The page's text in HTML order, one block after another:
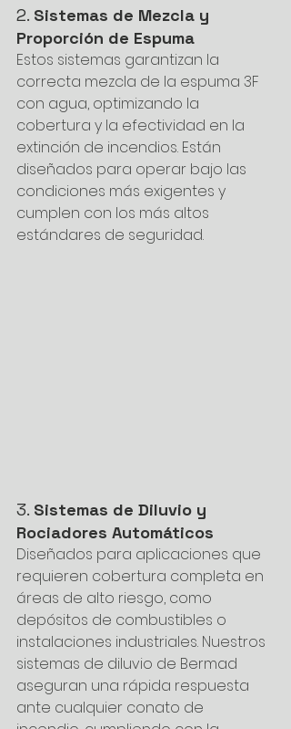
2. Sistemas de Mezcla y
Proporción de Espuma
Estos sistemas garantizan la
correcta mezcla de la espuma 3F
con agua, optimizando la
cobertura y la efectividad en la
extinción de incendios. Están
diseñados para operar bajo las
condiciones más exigentes y
cumplen con los más altos
estándares de seguridad.
3. Sistemas de Diluvio y
Rociadores Automáticos
Diseñados para aplicaciones que
requieren cobertura completa en
áreas de alto riesgo, como
depósitos de combustibles o
instalaciones industriales. Nuestros
sistemas de diluvio de Bermad
aseguran una rápida respuesta
ante cualquier conato de